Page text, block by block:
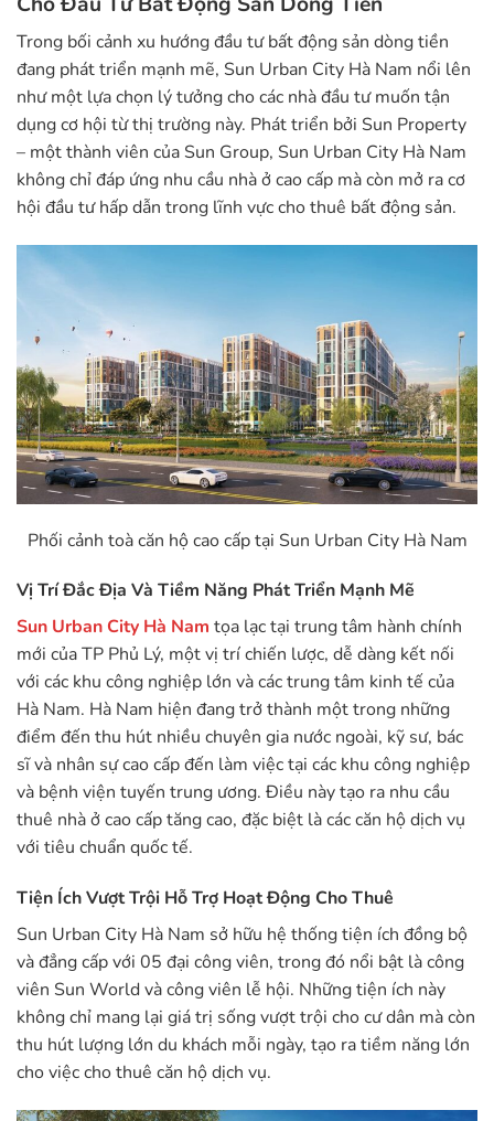
Trong bối cảnh xu hướng đầu tư bất động sản dòng tiền
đang phát triển mạnh mẽ, Sun Urban City Hà Nam nổi lên
như một lựa chọn lý tưởng cho các nhà đầu tư muốn tận
dụng cơ hội từ thị trường này. Phát triển bởi Sun Property
– một thành viên của Sun Group, Sun Urban City Hà Nam
không chỉ đáp ứng nhu cầu nhà ở cao cấp mà còn mở ra cơ
hội đầu tư hấp dẫn trong lĩnh vực cho thuê bất động sản.
Phối cảnh toà căn hộ cao cấp tại Sun Urban City Hà Nam
Vị Trí Đắc Địa Và Tiềm Năng Phát Triển Mạnh Mẽ
Sun Urban City Hà Nam tọa lạc tại trung tâm hành chính
mới của TP Phủ Lý, một vị trí chiến lược, dễ dàng kết nối
với các khu công nghiệp lớn và các trung tâm kinh tế của
Hà Nam. Hà Nam hiện đang trở thành một trong những
điểm đến thu hút nhiều chuyên gia nước ngoài, kỹ sư, bác
sĩ và nhân sự cao cấp đến làm việc tại các khu công nghiệp
và bệnh viện tuyến trung ương. Điều này tạo ra nhu cầu
thuê nhà ở cao cấp tăng cao, đặc biệt là các căn hộ dịch vụ
với tiêu chuẩn quốc tế.
Tiện Ích Vượt Trội Hỗ Trợ Hoạt Động Cho Thuê
Sun Urban City Hà Nam sở hữu hệ thống tiện ích đồng bộ
và đẳng cấp với 05 đại công viên, trong đó nổi bật là công
viên Sun World và công viên lễ hội. Những tiện ích này
không chỉ mang lại giá trị sống vượt trội cho cư dân mà còn
thu hút lượng lớn du khách mỗi ngày, tạo ra tiềm năng lớn
cho việc cho thuê căn hộ dịch vụ.